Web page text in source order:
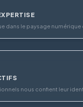
dans le paysage numérique
nous confient leur